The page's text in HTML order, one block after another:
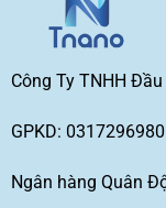
Công Ty TNHH
GPKD: 0317296980
Ngân hàng Quân